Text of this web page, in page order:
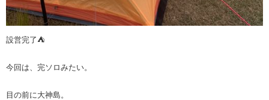
設営完了⛺️
今回は、完ソロみたい。
目の前に大神島。